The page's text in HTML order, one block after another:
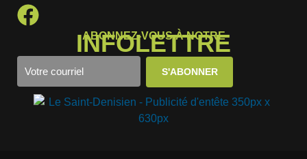
ABONNEZ-VOUS À NOTRE
INFOLETTRE